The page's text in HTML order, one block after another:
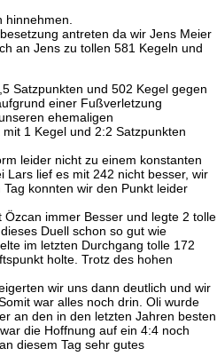
antreten da wir Jens Meier
an Jens zu tollen 581 Kegeln und
Satzpunkten und 502 Kegel gegen
einer Fußverletzung
ehemaligen
1 Kegel und 2:2 Satzpunkten
leider nicht zu einem konstanten
Lars lief es mit 242 nicht besser, wir
konnten wir den Punkt leider
immer Besser und legte 2 tolle
Duell schon so gut wie
im letzten Durchgang tolle 172
holte. Trotz des hohen
wir uns dann deutlich und wir
war alles noch drin. Oli wurde
an den in den letzten Jahren besten
die Hoffnung auf ein 4:4 noch
diesem Tag sehr gutes